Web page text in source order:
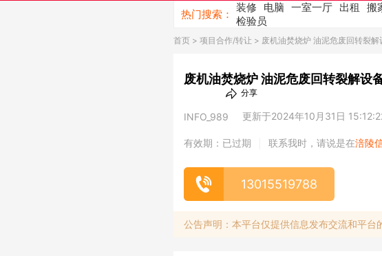
热门搜索：
装修 电脑 一室一厅 出租 搬
检验员
首页 > 项目合作/转让 > 废机油焚烧炉 油泥危废回转裂
废机油焚烧炉 油泥危废回转裂解设
分享
INFO_989 更新于2024年10月31日
有效期：已过期 联系我时，请说是在涪陵
13015519788
公告声明：本平台仅提供信息发布交流和平